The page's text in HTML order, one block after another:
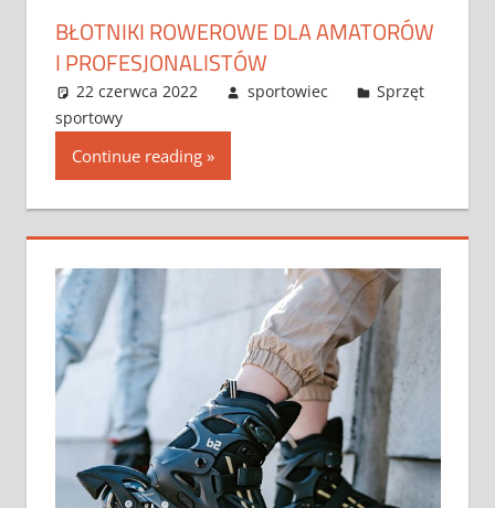
BŁOTNIKI ROWEROWE DLA AMATORÓW
I PROFESJONALISTÓW
22 czerwca 2022 sportowiec
Sprzęt
sportowy
Continue reading